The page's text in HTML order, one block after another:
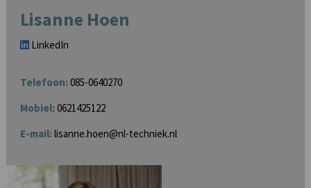
Lisanne Hoen
LinkedIn
Telefoon: 085-0640270
Mobiel: 0621425122
E-mail: lisanne.hoen@nl-techniek.nl